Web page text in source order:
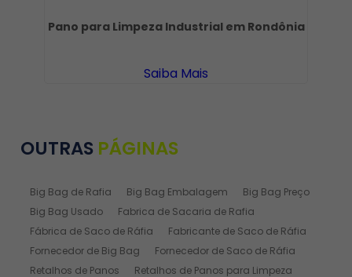
Pano para Limpeza Industrial em Rondônia
Saiba Mais
OUTRAS PÁGINAS
Big Bag de Rafia Big Bag Embalagem
Big Bag Preço
Big Bag Usado
Fabrica de Sacaria de Rafia
Fábrica de Saco de Ráfia
Fabricante de Saco de Ráfia
Fornecedor de Big Bag
Fornecedor de Saco de Ráfia
Retalhos de Panos
Retalhos de Panos para Limpeza